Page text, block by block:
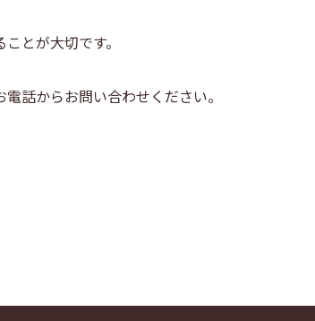
とが大切です。
話からお問い合わせください。